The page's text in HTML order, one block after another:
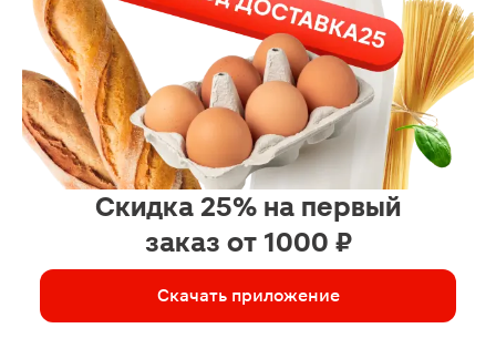
Скидка 25% на первый
заказ от 1000 ₽
Скачать приложение